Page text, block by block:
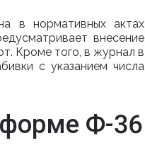
в нормативных актах
внесение
Кроме того, в журнал в
с указанием числа
Ф-36